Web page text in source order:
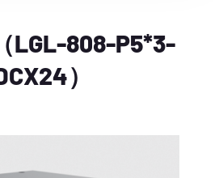
LGL-808-P5*3-
）